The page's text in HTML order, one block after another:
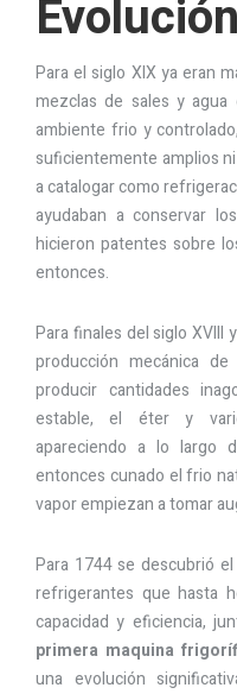
Para el siglo XIX ya eran
mezclas de sales y
ambiente frio y
suficientemente amplios
a catalogar como
ayudaban a conservar
hicieron patentes sobre
entonces.
Para finales del siglo XVIII
producción mecánica
producir cantidades
estable, el éter y
apareciendo a lo largo
entonces cunado el frio
vapor empiezan a tomar
Para 1744 se descubrió
refrigerantes que hasta
capacidad y eficiencia,
primera maquina
una evolución